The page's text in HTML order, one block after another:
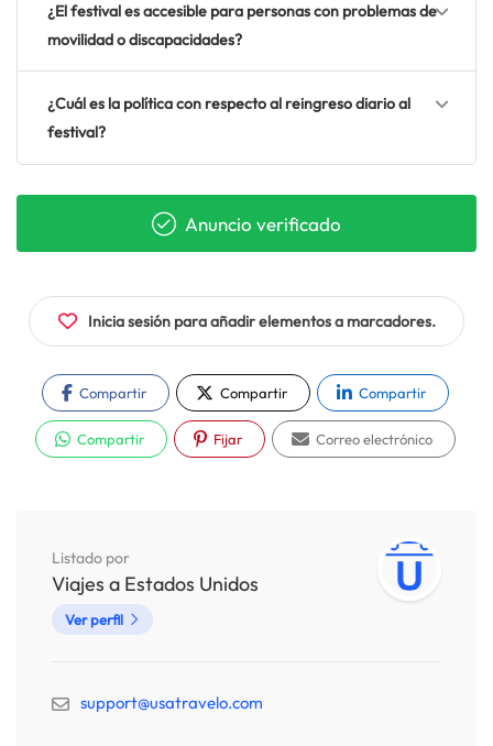
¿El festival es accesible para personas con problemas de
movilidad o discapacidades?
¿Cuál es la política con respecto al reingreso diario al
festival?
Anuncio verificado
Inicia sesión para añadir elementos a marcadores.
Compartir Compartir Compartir
Compartir Fijar Correo electrónico
Listado por
Viajes a Estados Unidos
Ver perfil
support@usatravelo.com